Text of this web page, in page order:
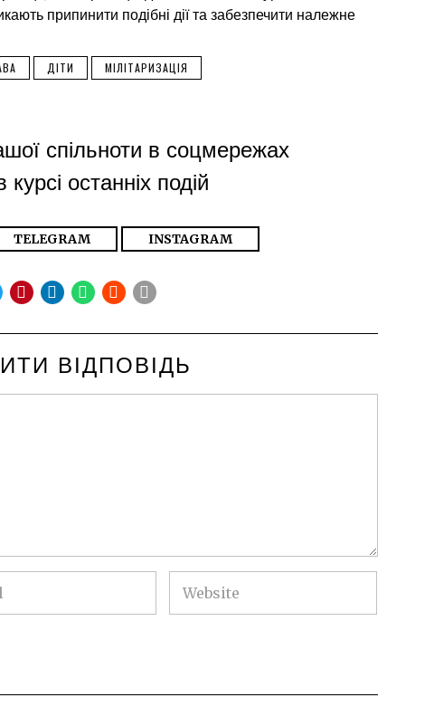
припинити подібні дії та забезпечити належне
ДІТИ МІЛІТАРИЗАЦІЯ
спільноти в соцмережах
останніх подій
TELEGRAM INSTAGRAM
ВІДПОВІДЬ